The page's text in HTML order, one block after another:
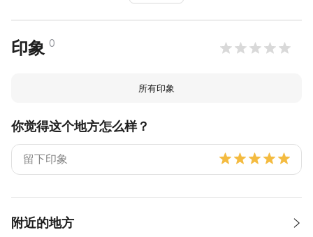
印象 0
所有印象
你觉得这个地方怎么样？
附近的地方